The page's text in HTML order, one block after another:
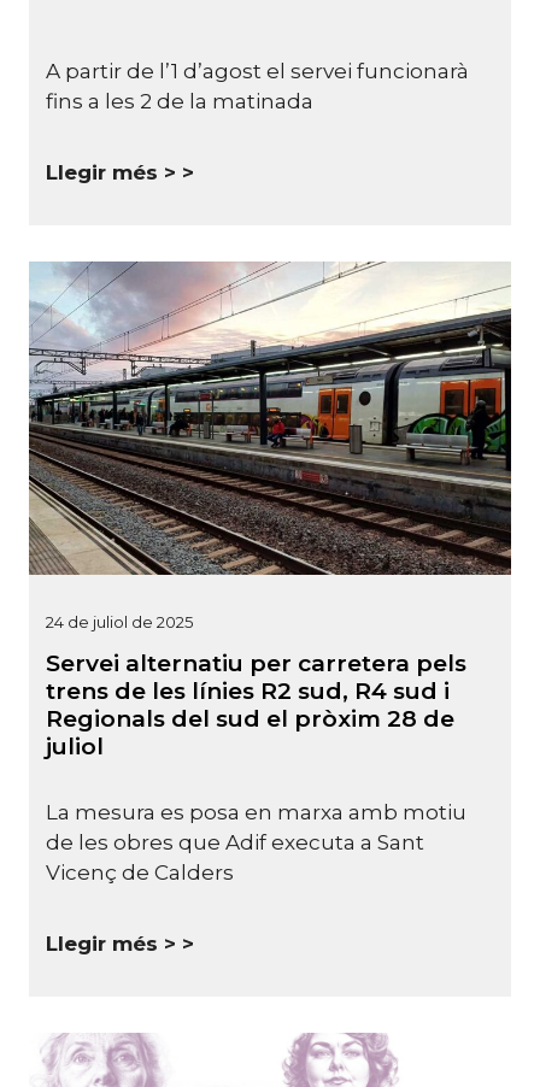
A partir de l’1 d’agost el servei funcionarà
fins a les 2 de la matinada
Llegir més >
24 de juliol de 2025
Servei alternatiu per carretera pels
trens de les línies R2 sud, R4 sud i
Regionals del sud el pròxim 28 de
juliol
La mesura es posa en marxa amb motiu
de les obres que Adif executa a Sant
Vicenç de Calders
Llegir més >